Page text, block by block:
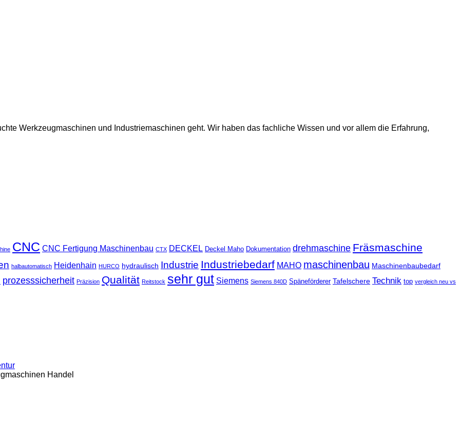
Werkzeugmaschinen und Industriemaschinen geht. Wir haben das fachliche Wissen und vor allem die Erfahrung,
CNC CNC Fertigung Maschinenbau CTX DECKEL Deckel Maho Dokumentation drehmaschine Fräsmaschine
halbautomatisch Heidenhain HURCO hydraulisch Industrie Industriebedarf MAHO maschinenbau Maschinenbaubedarf
prozesssicherheit Präzision Qualität Reitstock sehr gut Siemens Siemens 840D Späneförderer Tafelschere Technik top vergleich neu vs
Handel